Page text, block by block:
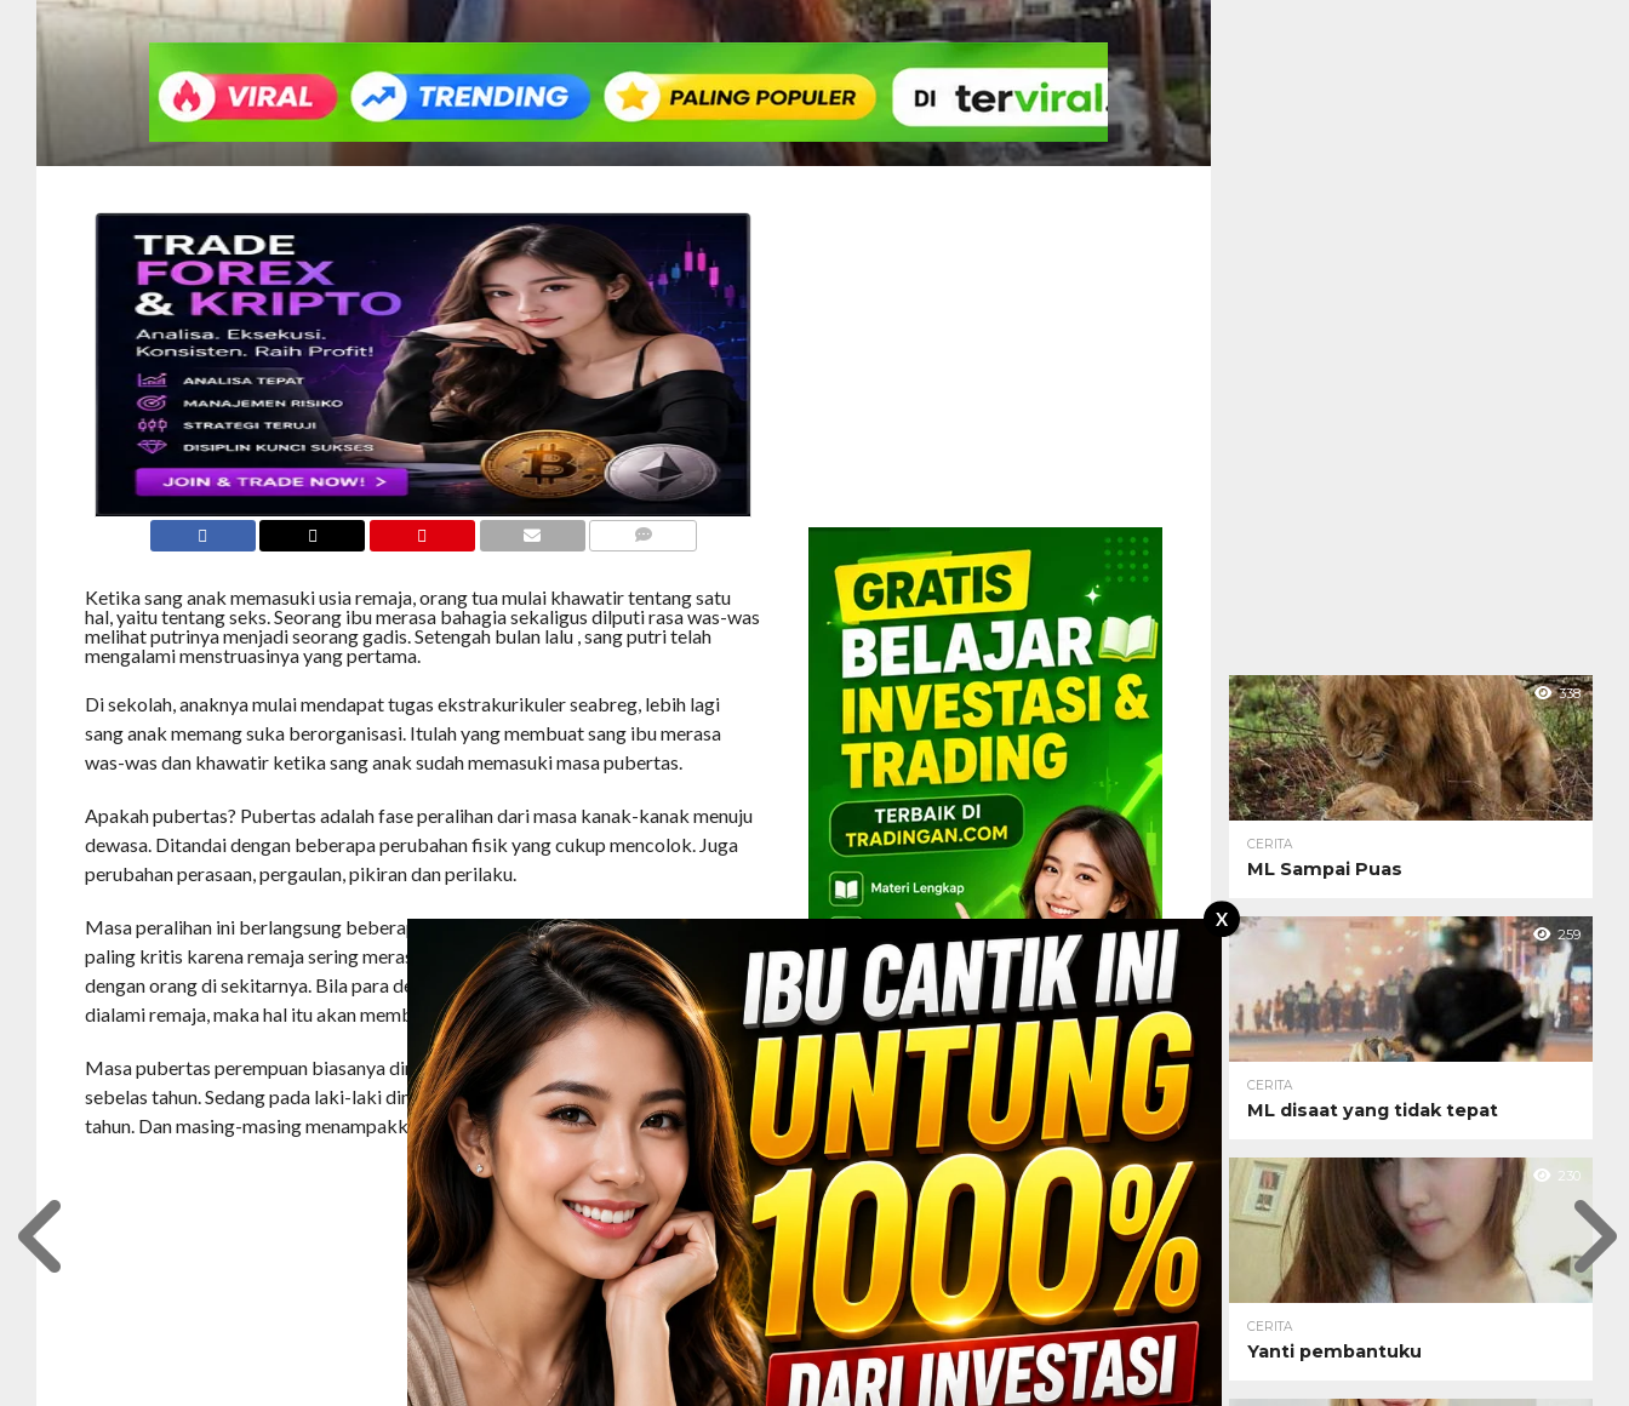
X
Ketika sang anak memasuki usia remaja, orang tua mulai khawatir tentang satu
hal, yaitu tentang seks. Seorang ibu merasa bahagia sekaligus dilputi rasa was-was
melihat putrinya menjadi seorang gadis. Setengah bulan lalu , sang putri telah
mengalami menstruasinya yang pertama.
Di sekolah, anaknya mulai mendapat tugas ekstrakurikuler seabreg, lebih lagi
sang anak memang suka berorganisasi. Itulah yang membuat sang ibu merasa
was-was dan khawatir ketika sang anak sudah memasuki masa pubertas.
Apakah pubertas? Pubertas adalah fase peralihan dari masa kanak-kanak menuju
dewasa. Ditandai dengan beberapa perubahan fisik yang cukup mencolok. Juga
perubahan perasaan, pergaulan, pikiran dan perilaku.
Masa peralihan ini berlangsung beberapa tahun. Dan pada masa ini adalah masa
paling kritis karena remaja sering merasa beemasalah dengan dirinya maupun
dengan orang di sekitarnya. Bila para dewasa bisa memahami masa pubertas yang
dialami remaja, maka hal itu akan membantu remaja menghadapi masalahnya.
Masa pubertas perempuan biasanya dimulai pada masa usia sembilan, sepuluh dan
sebelas tahun. Sedang pada laki-laki dimulai pada usia sebelas atau dua belas
tahun. Dan masing-masing menampakkan ciri-ciri fisik tersendiri.
338
CERITA
ML Sampai Puas
259
CERITA
ML disaat yang tidak tepat
230
CERITA
Yanti pembantuku